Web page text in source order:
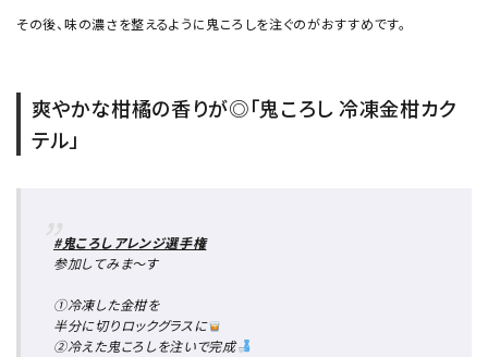
その後、味の濃さを整えるように鬼ころしを注ぐのがおすすめです。
爽やかな柑橘の香りが◎「鬼ころし 冷凍金柑カク
テル」
#鬼ころしアレンジ選手権
参加してみま〜す
①冷凍した金柑を
半分に切りロックグラスに
②冷えた鬼ころしを注いで完成